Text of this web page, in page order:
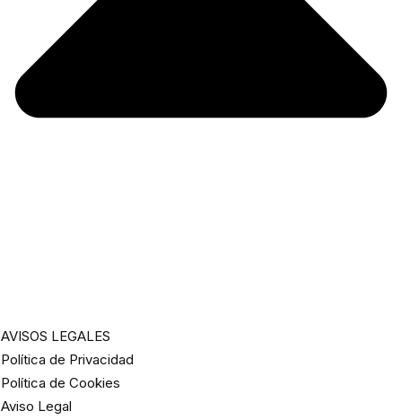
AVISOS LEGALES
Política de Privacidad
Política de Cookies
Aviso Legal